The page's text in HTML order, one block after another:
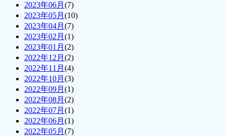
2023年06月 (7)
2023年05月 (10)
2023年04月 (7)
2023年02月 (1)
2023年01月 (2)
2022年12月 (2)
2022年11月 (4)
2022年10月 (3)
2022年09月 (1)
2022年08月 (2)
2022年07月 (1)
2022年06月 (1)
2022年05月 (7)